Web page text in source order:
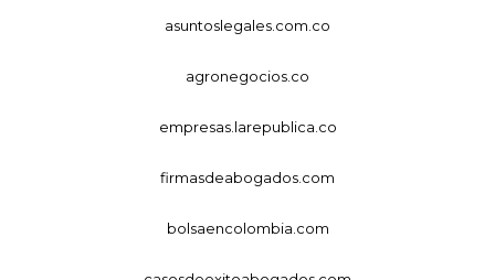
asuntoslegales.com.co
agronegocios.co
empresas.larepublica.co
firmasdeabogados.com
bolsaencolombia.com